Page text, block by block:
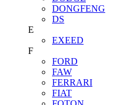
DONGFENG
DS
E
EXEED
F
FORD
FAW
FERRARI
FIAT